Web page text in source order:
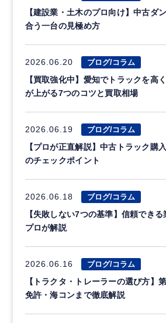
【建設業・土木のプロ向け】中古ダ
合う一台の見極め方
2026.06.20 ブログ/コラム
【買取強化中】愛知でトラックを高
が上がる7つのコツと買取相場
2026.06.19 ブログ/コラム
【プロが正直解説】中古トラック購
のチェックポイント
2026.06.18 ブログ/コラム
【失敗しない7つの基準】信頼でき
プロが解説
2026.06.16 ブログ/コラム
【トラクタ・トレーラーの選び方】
免許・海コンまで徹底解説